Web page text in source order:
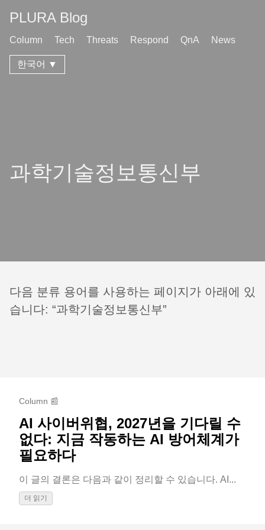
PLURA Blog
Column Tech Threats Respond QnA News
한국어 ▼
과학기술정보통신부
다음 분류 용어를 사용하는 페이지가 아래에 있
습니다: “과학기술정보통신부”
Column 📰
AI 사이버위협, 2027년을 기다릴 수
없다: 지금 작동하는 AI 방어체계가
필요하다
이 글의 결론은 다음과 같이 정리할 수 있습니다. AI...
더 읽기